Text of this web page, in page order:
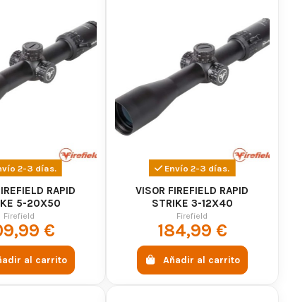
2-3 días.
RAPID
5-20X50
Firefield
€
al carrito
Envío 2-3 días.
VISOR FIREFIELD RAPID
STRIKE 3-12X40
Firefield
184,99 €
Añadir al carrito